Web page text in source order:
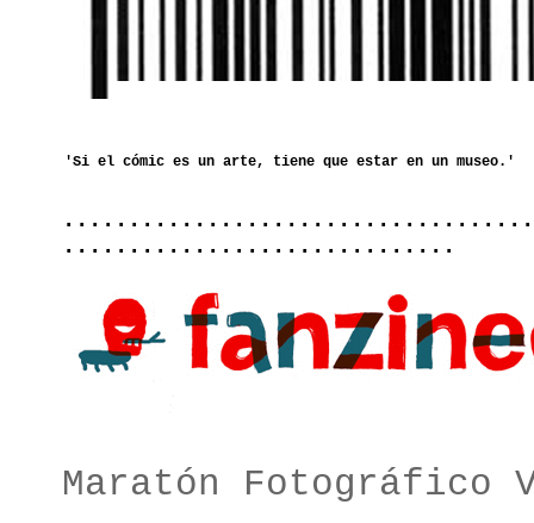
..............................
Maratón Fotográfico